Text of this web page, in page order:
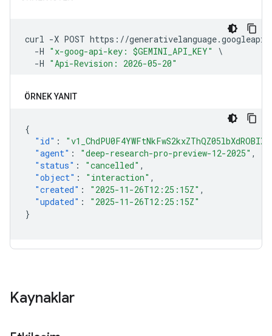
ÖRNEK YANIT
{
"id" :
"agent" : "deep-research-pro-preview-12-2025" ,
"status" : "cancelled" ,
"object" : "interaction" ,
"created" : "2025-11-26T12:25:15Z" ,
"updated" :
"2025-11-26T12:25:15Z"
}
Kaynaklar